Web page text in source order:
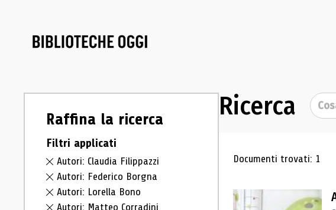
Raffina la ricerca
Filtri applicati
Autori: Claudia Filippazzi
Autori: Federico Borgna
Autori: Lorella Bono
Autori: Matteo Corradini
Ricerca Cerca
Risultati
Documenti trovati: 1